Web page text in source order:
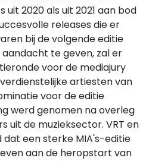
2020 als uit 2021 aan bod
releases die er
bij de volgende editie
te geven, zal er
voor de mediajury
artiesten van
voor de editie
werd genomen na overleg
uit de muzieksector. VRT en
dat een sterke MIA's-editie
aan de heropstart van